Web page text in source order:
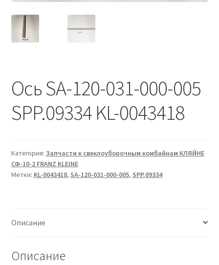
Ось SA-120-031-000-005
SPP.09334 KL-0043418
Категория: Запчасти к свеклоуборочным комбайнам КЛЯЙНЕ
СФ-10-2 FRANZ KLEINE
Метки: KL-0043418, SA-120-031-000-005, SPP.09334
Описание
Описание